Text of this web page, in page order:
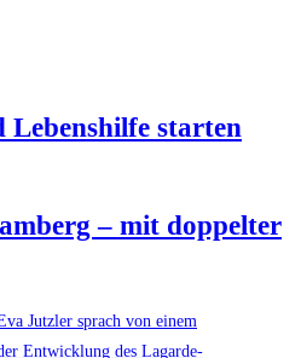
Lebens­hil­fe star­ten
– mit dop­pel­ter